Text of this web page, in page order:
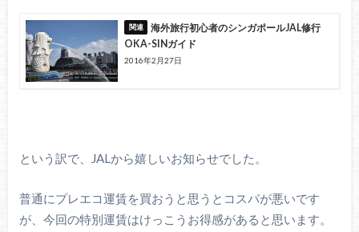
海外旅行初心者のシンガポールJAL修行
OKA-SINガイド
2016年2月27日
という訳で、JALから嬉しいお知らせでした。
普通にプレエコ運賃を買おうと思うとコスパが悪いです
が、今回の特別運賃はけっこうお得感があると思います。